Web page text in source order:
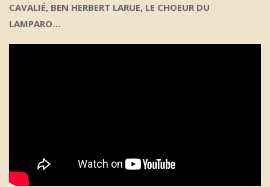
CAVALIÉ, BEN HERBERT LARUE, LE CHOEUR DU
LAMPARO…